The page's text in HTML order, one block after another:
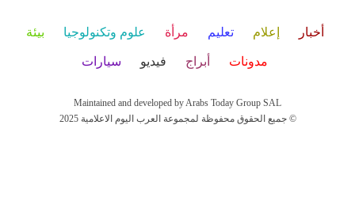
أخبار إعلام تعليم مرأة علوم وتكنولوجيا بيئة
مدونات أبراج فيديو سيارات
Maintained and developed by Arabs Today Group SAL
جميع الحقوق محفوظة لمجموعة العرب اليوم الاعلامية 2025 ©